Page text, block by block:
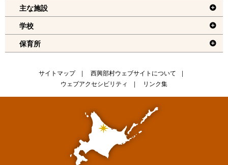
ニ
ュ
主な施設
学校
保育所
サイトマップ
西興部村ウェブサイトについて
ウェブアクセシビリティ
リンク集